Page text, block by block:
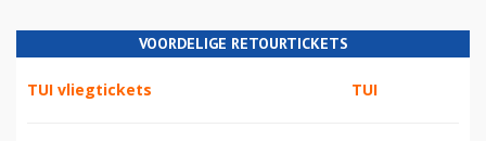
VOORDELIGE RETOURTICKETS
TUI vliegtickets TUI